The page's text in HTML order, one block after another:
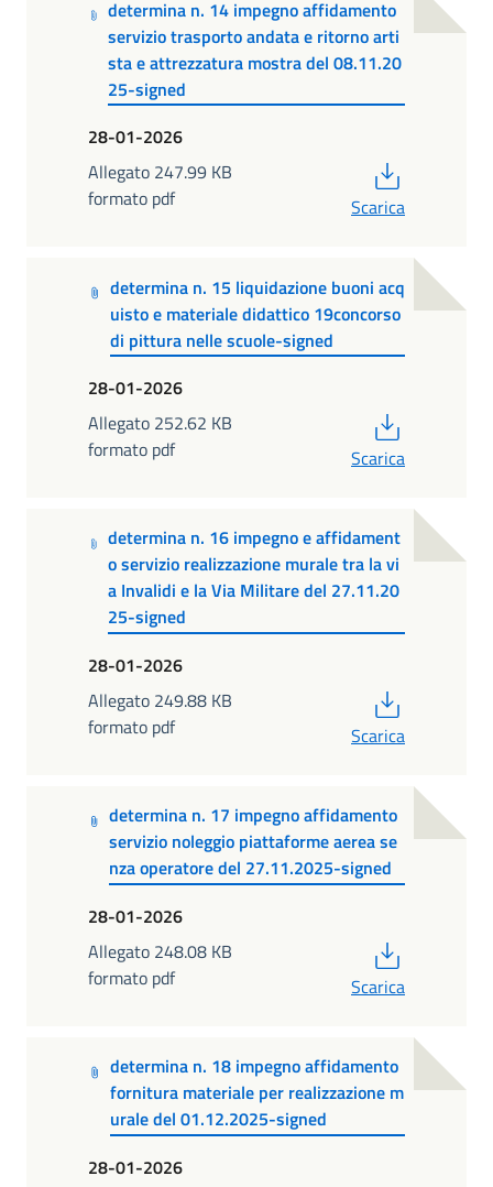
determina n. 14 impegno affidamento
servizio trasporto andata e ritorno arti
sta e attrezzatura mostra del 08.11.20
25-signed
28-01-2026
Allegato 247.99 KB
formato pdf
Scarica
determina n. 15 liquidazione buoni acq
uisto e materiale didattico 19concorso
di pittura nelle scuole-signed
28-01-2026
Allegato 252.62 KB
formato pdf
Scarica
determina n. 16 impegno e affidament
o servizio realizzazione murale tra la vi
a Invalidi e la Via Militare del 27.11.20
25-signed
28-01-2026
Allegato 249.88 KB
formato pdf
Scarica
determina n. 17 impegno affidamento
servizio noleggio piattaforme aerea se
nza operatore del 27.11.2025-signed
28-01-2026
Allegato 248.08 KB
formato pdf
Scarica
determina n. 18 impegno affidamento
fornitura materiale per realizzazione m
urale del 01.12.2025-signed
28-01-2026